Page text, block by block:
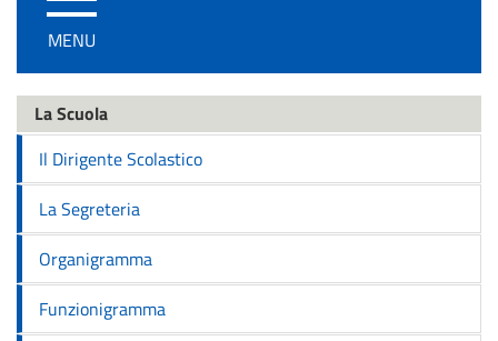
/
disattiva
navigazione
MENU
La Scuola
Il Dirigente Scolastico
La Segreteria
Organigramma
Funzionigramma